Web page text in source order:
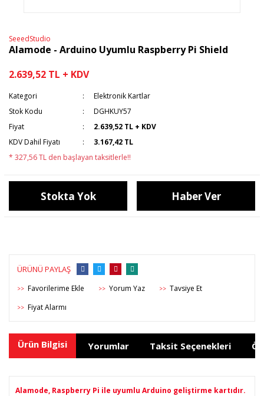
SeeedStudio
Alamode - Arduino Uyumlu Raspberry Pi Shield
2.639,52 TL + KDV
Kategori
Elektronik Kartlar
Stok Kodu
DGHKUY57
Fiyat
2.639,52 TL + KDV
KDV Dahil Fiyatı
3.167,42 TL
* 327,56 TL den başlayan taksitlerle!!
Stokta Yok Haber Ver
ÜRÜNÜ PAYLAŞ
>> >> Yorum Yaz >> Tavsiye Et
>> Fiyat Alarmı
Ürün Bilgisi Yorumlar Taksit Seçenekleri
Alamode, Raspberry Pi ile uyumlu Arduino geliştirme kartıdır.